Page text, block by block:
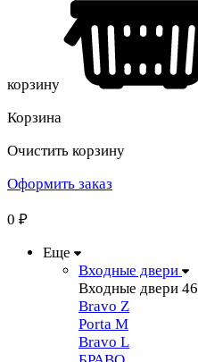
корзину
Корзина
Очистить корзину
Оформить заказ
0 ₽
Еще
Входные двери
Входные двери
Bravo Z
Porta М
Bravo L